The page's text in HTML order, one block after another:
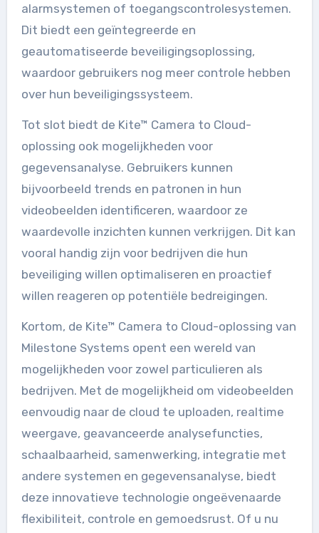
alarmsystemen of toegangscontrolesystemen.
Dit biedt een geïntegreerde en
geautomatiseerde beveiligingsoplossing,
waardoor gebruikers nog meer controle hebben
over hun beveiligingssysteem.
Tot slot biedt de Kite™ Camera to Cloud-
oplossing ook mogelijkheden voor
gegevensanalyse. Gebruikers kunnen
bijvoorbeeld trends en patronen in hun
videobeelden identificeren, waardoor ze
waardevolle inzichten kunnen verkrijgen. Dit kan
vooral handig zijn voor bedrijven die hun
beveiliging willen optimaliseren en proactief
willen reageren op potentiële bedreigingen.
Kortom, de Kite™ Camera to Cloud-oplossing van
Milestone Systems opent een wereld van
mogelijkheden voor zowel particulieren als
bedrijven. Met de mogelijkheid om videobeelden
eenvoudig naar de cloud te uploaden, realtime
weergave, geavanceerde analysefuncties,
schaalbaarheid, samenwerking, integratie met
andere systemen en gegevensanalyse, biedt
deze innovatieve technologie ongeëvenaarde
flexibiliteit, controle en gemoedsrust. Of u nu